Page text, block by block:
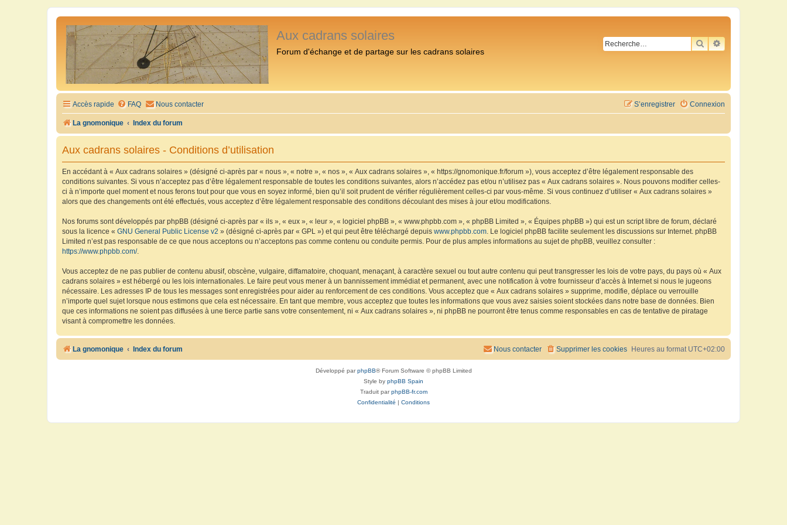
Aux cadrans solaires
Forum d'échange et de partage sur les cadrans solaires
RECHERCHER
RECHERCHE
Accès rapide FAQ Nous contacter Connexion
S’enregistrer
La gnomonique Index du forum
Aux cadrans solaires - Conditions d’utilisation
En accédant à « Aux cadrans solaires » (désigné ci-après par « nous », « notre », « nos », « Aux cadrans solaires », « https://gnomonique.fr/forum »), vous acceptez d’être légalement responsable des
conditions suivantes. Si vous n’acceptez pas d’être légalement responsable de toutes les conditions suivantes, alors n’accédez pas et/ou n’utilisez pas « Aux cadrans solaires ». Nous pouvons modifier celles-
ci à n’importe quel moment et nous ferons tout pour que vous en soyez informé, bien qu’il soit prudent de vérifier régulièrement celles-ci par vous-même. Si vous continuez d’utiliser « Aux cadrans solaires »
alors que des changements ont été effectués, vous acceptez d’être légalement responsable des conditions découlant des mises à jour et/ou modifications.
Nos forums sont développés par phpBB (désigné ci-après par « ils », « eux », « leur », « logiciel phpBB », « www.phpbb.com », « phpBB Limited », « Équipes phpBB ») qui est un script libre de forum, déclaré
sous la licence « GNU General Public License v2 » (désigné ci-après par « GPL ») et qui peut être téléchargé depuis www.phpbb.com. Le logiciel phpBB facilite seulement les discussions sur Internet. phpBB
Limited n’est pas responsable de ce que nous acceptons ou n’acceptons pas comme contenu ou conduite permis. Pour de plus amples informations au sujet de phpBB, veuillez consulter :
https://www.phpbb.com/.
Vous acceptez de ne pas publier de contenu abusif, obscène, vulgaire, diffamatoire, choquant, menaçant, à caractère sexuel ou tout autre contenu qui peut transgresser les lois de votre pays, du pays où « Aux
cadrans solaires » est hébergé ou les lois internationales. Le faire peut vous mener à un bannissement immédiat et permanent, avec une notification à votre fournisseur d’accès à Internet si nous le jugeons
nécessaire. Les adresses IP de tous les messages sont enregistrées pour aider au renforcement de ces conditions. Vous acceptez que « Aux cadrans solaires » supprime, modifie, déplace ou verrouille
n’importe quel sujet lorsque nous estimons que cela est nécessaire. En tant que membre, vous acceptez que toutes les informations que vous avez saisies soient stockées dans notre base de données. Bien
que ces informations ne soient pas diffusées à une tierce partie sans votre consentement, ni « Aux cadrans solaires », ni phpBB ne pourront être tenus comme responsables en cas de tentative de piratage
visant à compromettre les données.
La gnomonique Index du forum Heures au format UTC+02:00
Supprimer les cookies
Nous contacter
Développé parphpBB® Forum Software © phpBB Limited
Style by phpBB Spain
Traduit parphpBB-fr.com
Confidentialité
Conditions